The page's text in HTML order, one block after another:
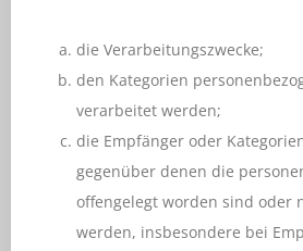
die Verarbeitungszwecke;
den Kategorien
verarbeitet werden;
die Empfänger oder
gegenüber denen die
offengelegt worden sind oder
werden, insbesondere bei